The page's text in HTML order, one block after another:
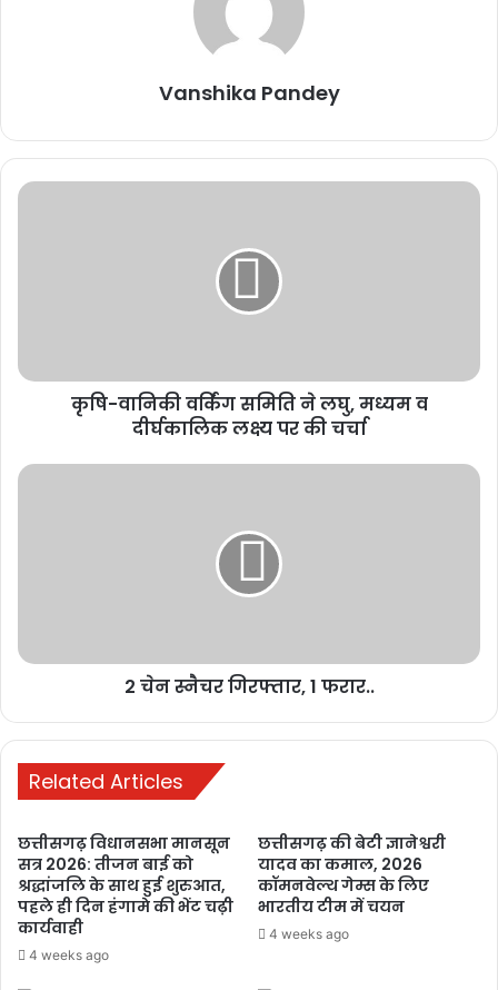
गई है, आम जनता सड़कों पर उतरकर बिजली की मांग कर रही है। कांग्रेस
थी, गर्मी के दिनों मे मांग के अनुसार बिजली की आपूर्ति किया जाता था। 6 महीने में
ही बिजली की अव्यवस्था देखने को मिल रहा है। कांग्रेस बिजली कटौती को लेकर
प्रदेश में शीघ्र ही जन आंदोलन छेड़ेगी।
Related Articles
कर्ज चुकता, फिर भी कब्जे की कार्रवाई! मृतक ऋणकर्ता के परिवार
की प्रताड़ना का मामला सुप्रीम कोर्ट और PMO तक पहुंचा
रायपुर में छात्रों का आंदोलन तेज, शिक्षा व्यवस्था
में सुधार और मंत्री के इस्तीफे की मांग
1 week ago
का अंबार, तोड़फोड़ और अव्यवस्था से
PM ने ‘मन की बात’ में की कोरबा के जल
बढ़ा भूजल स्तर
2 weeks ago
Vanshika Pandey
कृषि-वानिकी वर्किंग समिति ने लघु, मध्यम व
दीर्घकालिक लक्ष्य पर की चर्चा
2 चेन स्नैचर गिरफ्तार, 1 फरार..
Related Articles
छत्तीसगढ़ विधानसभा मानसून
सत्र 2026: तीजन बाई को
श्रद्धांजलि के साथ हुई शुरुआत,
पहले ही दिन हंगामे की भेंट चढ़ी
कार्यवाही
4 weeks ago
छत्तीसगढ़ की बेटी ज्ञानेश्वरी
यादव का कमाल, 2026
कॉमनवेल्थ गेम्स के लिए
भारतीय टीम में चयन
4 weeks ago